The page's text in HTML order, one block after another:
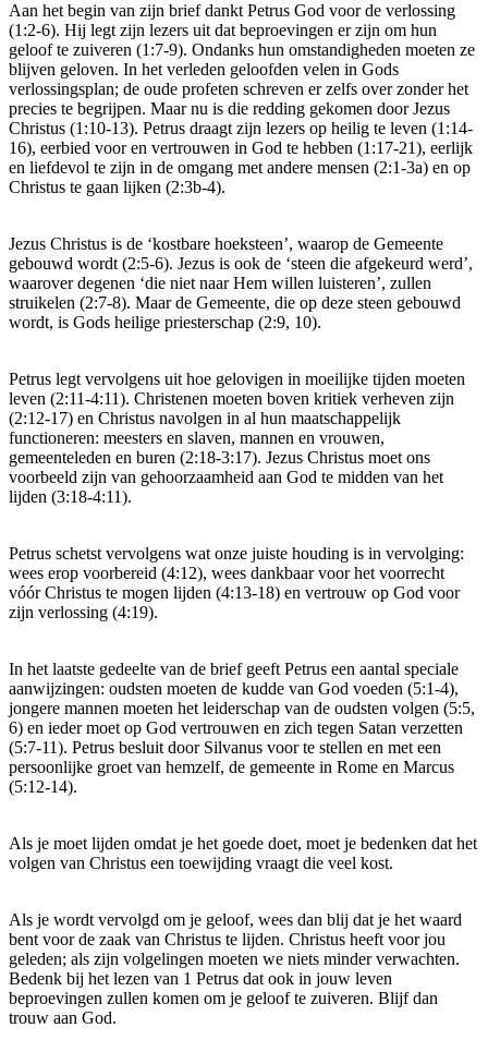
Aan het begin van zijn brief dankt Petrus God voor de verlossing
(1:2-6). Hij legt zijn lezers uit dat beproevingen er zijn om hun
geloof te zuiveren (1:7-9). Ondanks hun omstandigheden moeten ze
blijven geloven. In het verleden geloofden velen in Gods
verlossingsplan; de oude profeten schreven er zelfs over zonder het
precies te begrijpen. Maar nu is die redding gekomen door Jezus
Christus (1:10-13). Petrus draagt zijn lezers op heilig te leven (1:14-
16), eerbied voor en vertrouwen in God te hebben (1:17-21), eerlijk
en liefdevol te zijn in de omgang met andere mensen (2:1-3a) en op
Christus te gaan lijken (2:3b-4).
Jezus Christus is de ‘kostbare hoeksteen’, waarop de Gemeente
gebouwd wordt (2:5-6). Jezus is ook de ‘steen die afgekeurd werd’,
waarover degenen ‘die niet naar Hem willen luisteren’, zullen
struikelen (2:7-8). Maar de Gemeente, die op deze steen gebouwd
wordt, is Gods heilige priesterschap (2:9, 10).
Petrus legt vervolgens uit hoe gelovigen in moeilijke tijden moeten
leven (2:11-4:11). Christenen moeten boven kritiek verheven zijn
(2:12-17) en Christus navolgen in al hun maatschappelijk
functioneren: meesters en slaven, mannen en vrouwen,
gemeenteleden en buren (2:18-3:17). Jezus Christus moet ons
voorbeeld zijn van gehoorzaamheid aan God te midden van het
lijden (3:18-4:11).
Petrus schetst vervolgens wat onze juiste houding is in vervolging:
wees erop voorbereid (4:12), wees dankbaar voor het voorrecht
vóór Christus te mogen lijden (4:13-18) en vertrouw op God voor
zijn verlossing (4:19).
In het laatste gedeelte van de brief geeft Petrus een aantal speciale
aanwijzingen: oudsten moeten de kudde van God voeden (5:1-4),
jongere mannen moeten het leiderschap van de oudsten volgen (5:5,
6) en ieder moet op God vertrouwen en zich tegen Satan verzetten
(5:7-11). Petrus besluit door Silvanus voor te stellen en met een
persoonlijke groet van hemzelf, de gemeente in Rome en Marcus
(5:12-14).
Als je moet lijden omdat je het goede doet, moet je bedenken dat het
volgen van Christus een toewijding vraagt die veel kost.
Als je wordt vervolgd om je geloof, wees dan blij dat je het waard
bent voor de zaak van Christus te lijden. Christus heeft voor jou
geleden; als zijn volgelingen moeten we niets minder verwachten.
Bedenk bij het lezen van 1 Petrus dat ook in jouw leven
beproevingen zullen komen om je geloof te zuiveren. Blijf dan
trouw aan God.